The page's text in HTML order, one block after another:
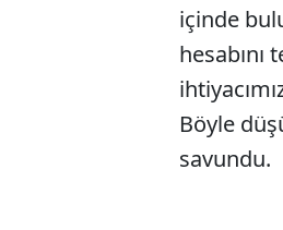
içinde
Böyle
savundu.